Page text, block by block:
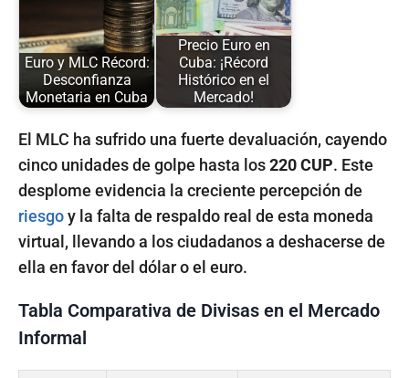
Euro y MLC Récord:
Desconfianza
Monetaria en Cuba
Precio Euro en
Cuba: ¡Récord
Histórico en el
Mercado!
El MLC ha sufrido una fuerte devaluación, cayendo
cinco unidades de golpe hasta los220 CUP. Este
desplome evidencia la creciente percepción de
riesgoy la falta de respaldo real de esta moneda
virtual, llevando a los ciudadanos a deshacerse de
ella en favor del dólar o el euro.
Tabla Comparativa de Divisas en el Mercado
Informal